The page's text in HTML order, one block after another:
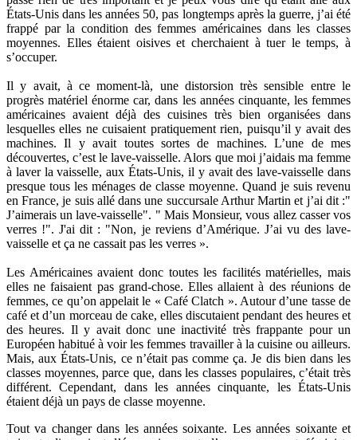
États-Unis dans les années 50, pas longtemps après la guerre, j’ai été
frappé par la condition des femmes américaines dans les classes
moyennes. Elles étaient oisives et cherchaient à tuer le temps, à
s’occuper.
Il y avait, à ce moment-là, une distorsion très sensible entre le
progrès matériel énorme car, dans les années cinquante, les femmes
américaines avaient déjà des cuisines très bien organisées dans
lesquelles elles ne cuisaient pratiquement rien, puisqu’il y avait des
machines. Il y avait toutes sortes de machines. L’une de mes
découvertes, c’est le lave-vaisselle. Alors que moi j’aidais ma femme
à laver la vaisselle, aux États-Unis, il y avait des lave-vaisselle dans
presque tous les ménages de classe moyenne. Quand je suis revenu
en France, je suis allé dans une succursale Arthur Martin et j’ai dit :"
J’aimerais un lave-vaisselle". " Mais Monsieur, vous allez casser vos
verres !". J'ai dit : "Non, je reviens d’Amérique. J’ai vu des lave-
vaisselle et ça ne cassait pas les verres ».
Les Américaines avaient donc toutes les facilités matérielles, mais
elles ne faisaient pas grand-chose. Elles allaient à des réunions de
femmes, ce qu’on appelait le « Café Clatch ». Autour d’une tasse de
café et d’un morceau de cake, elles discutaient pendant des heures et
des heures. Il y avait donc une inactivité très frappante pour un
Européen habitué à voir les femmes travailler à la cuisine ou ailleurs.
Mais, aux États-Unis, ce n’était pas comme ça. Je dis bien dans les
classes moyennes, parce que, dans les classes populaires, c’était très
différent. Cependant, dans les années cinquante, les États-Unis
étaient déjà un pays de classe moyenne.
Tout va changer dans les années soixante. Les années soixante et